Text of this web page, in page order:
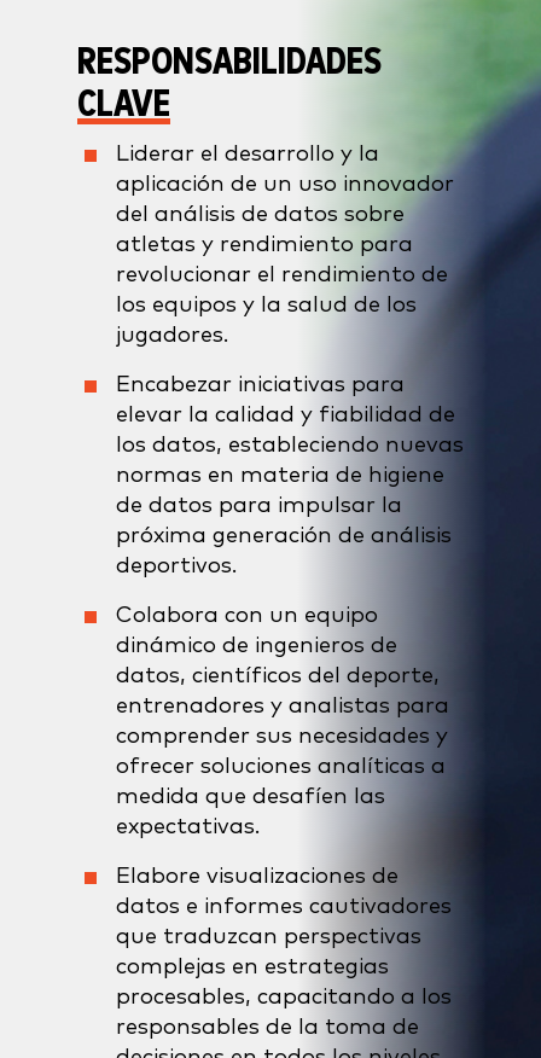
RESPONSABILIDADES
CLAVE
Liderar el desarrollo y la
aplicación de un uso innovador
del análisis de datos sobre
atletas y rendimiento para
revolucionar el rendimiento de
los equipos y la salud de los
jugadores.
Encabezar iniciativas para
elevar la calidad y fiabilidad de
los datos, estableciendo nuevas
normas en materia de higiene
de datos para impulsar la
próxima generación de análisis
deportivos.
Colabora con un equipo
dinámico de ingenieros de
datos, científicos del deporte,
entrenadores y analistas para
comprender sus necesidades y
ofrecer soluciones analíticas a
medida que desafíen las
expectativas.
Elabore visualizaciones de
datos e informes cautivadores
que traduzcan perspectivas
complejas en estrategias
procesables, capacitando a los
responsables de la toma de